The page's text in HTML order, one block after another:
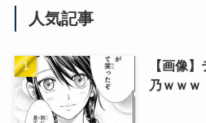
人気記事
【画像
乃ｗｗｗ